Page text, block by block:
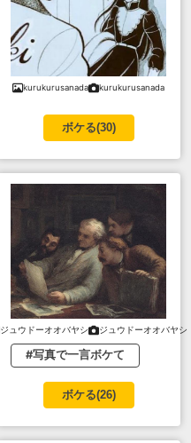
kurukurusanada kurukurusanada
ボケる(30)
ジュウドーオオバヤシ ジュウドーオオバヤシ
#写真で一言ボケて
ボケる(26)